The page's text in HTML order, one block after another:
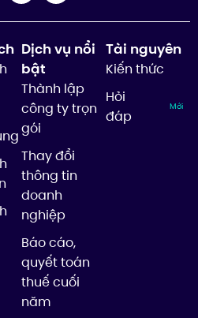
Dịch vụ nổi
bật
Thành lập
công ty trọn
gói
Thay đổi
thông tin
doanh
nghiệp
Báo cáo,
quyết toán
thuế cuối
năm
Tài nguyên
Kiến thức
Hỏi
đáp
Mới